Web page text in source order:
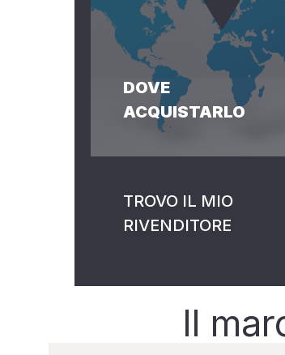
DOVE
ACQUISTARLO
TROVO IL MIO
RIVENDITORE
Il